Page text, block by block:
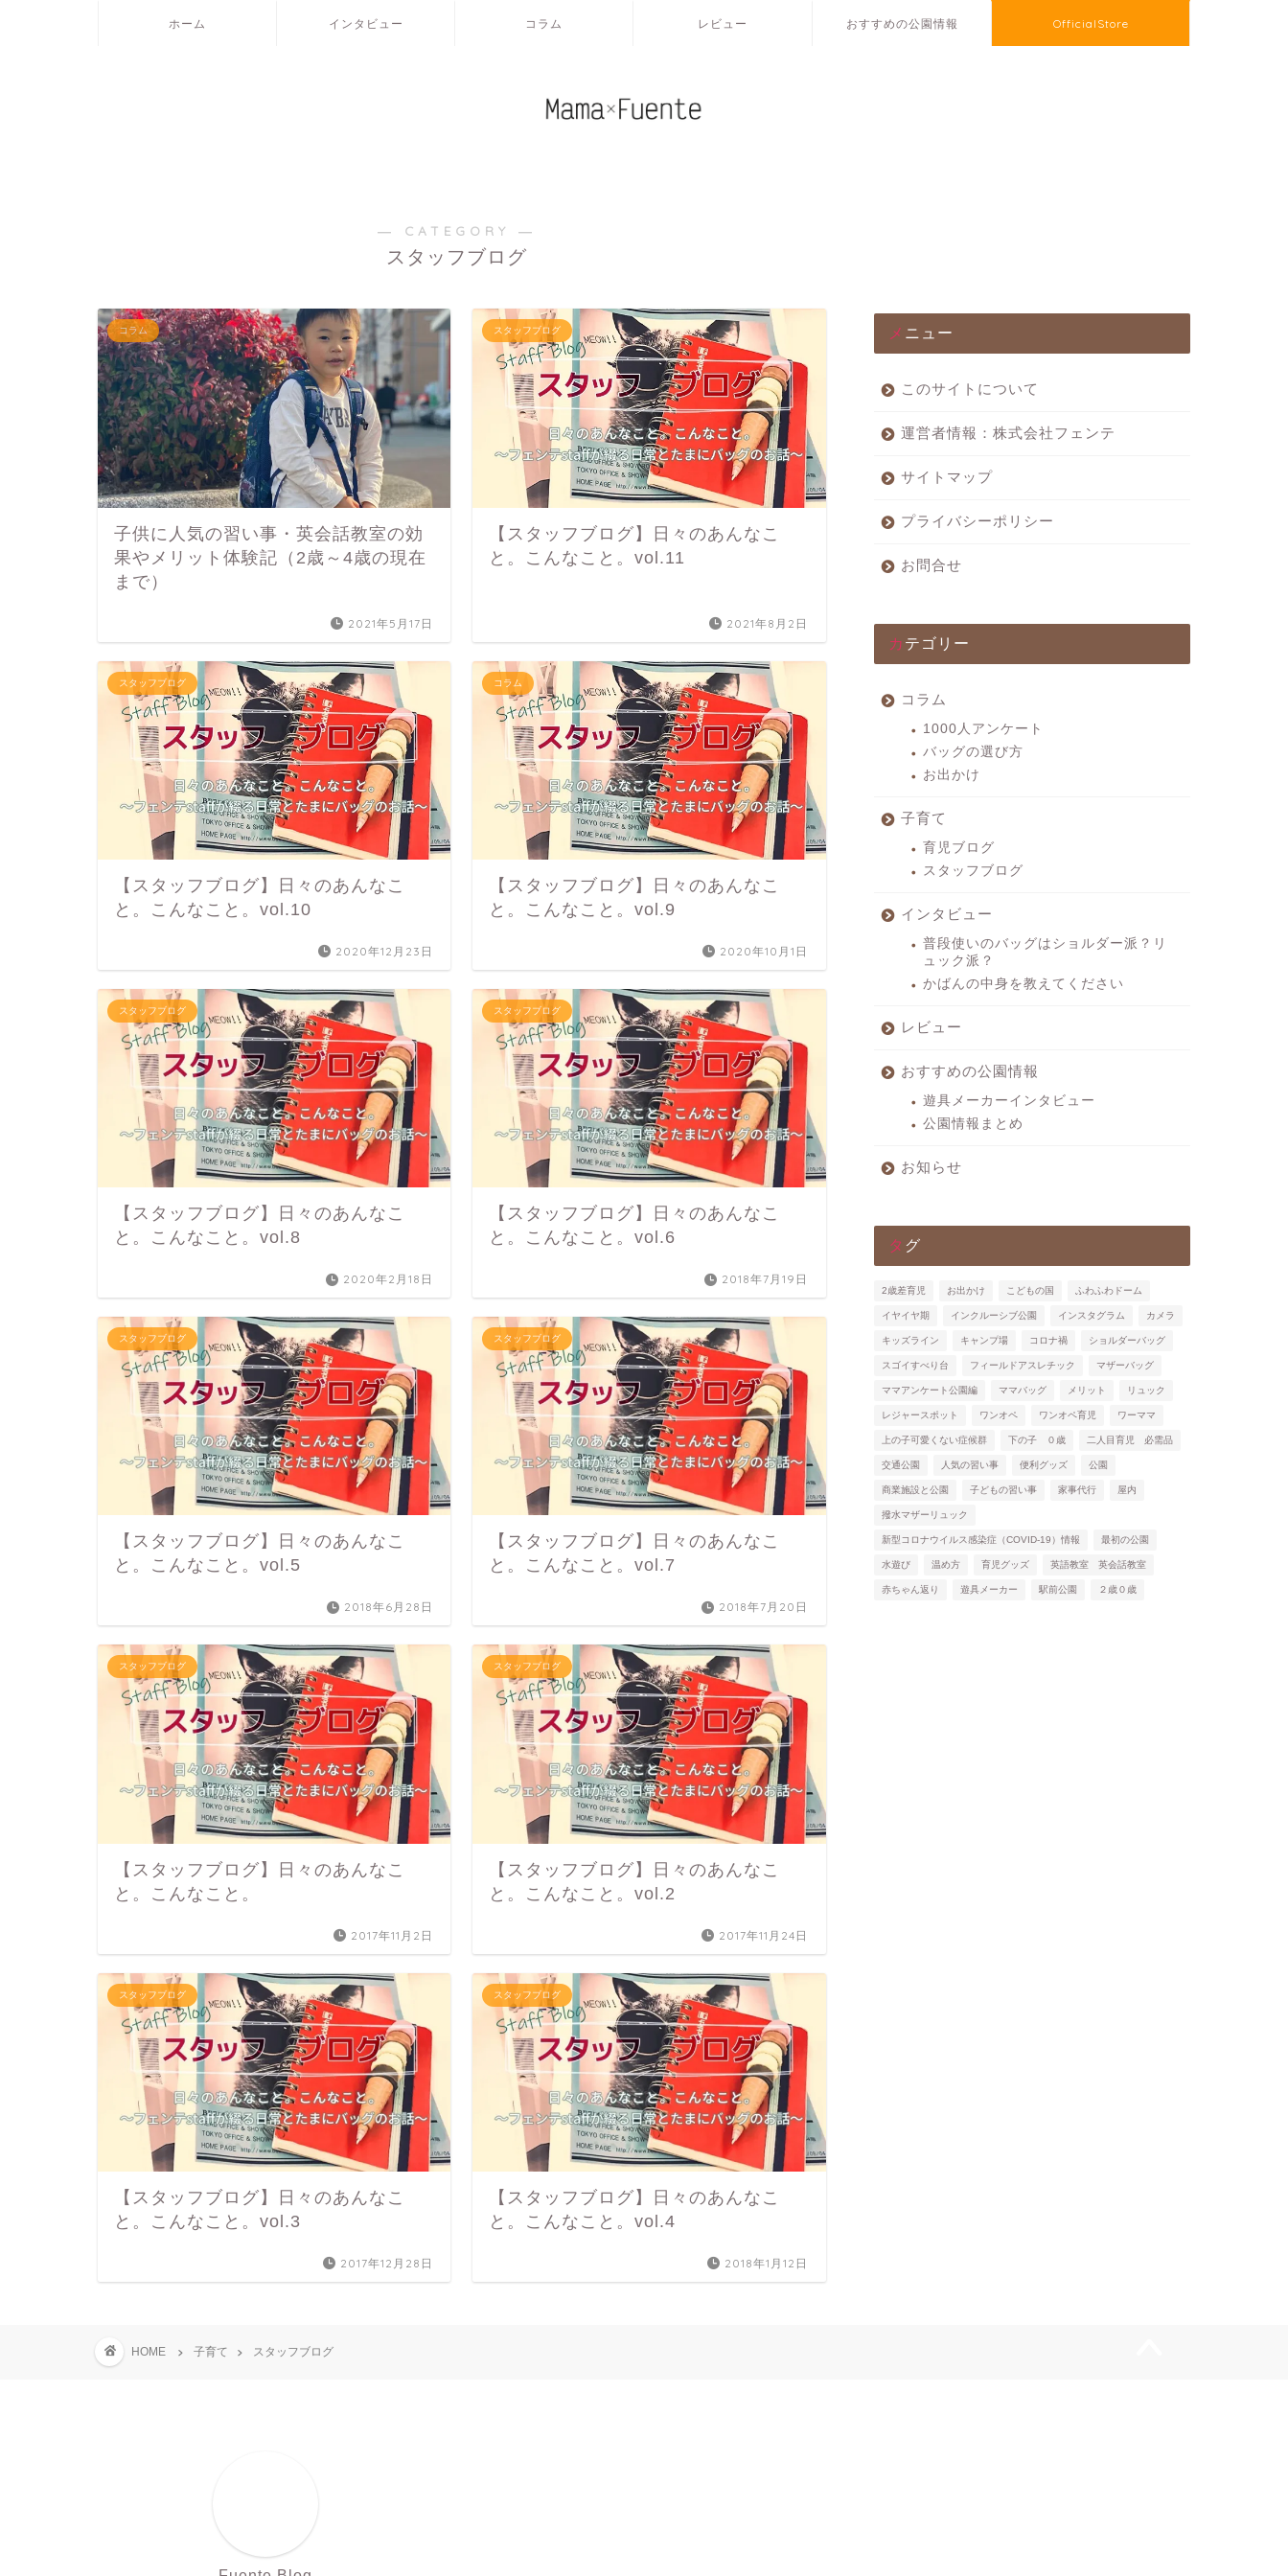
ホーム インタビュー コラム レビュー おすすめの公園情報 OfficialStore
― CATEGORY ―
スタッフブログ
コラム
子供に人気の習い事・英会話教室の効
果やメリット体験記（2歳～4歳の現在
まで）
2021年5月17日
スタッフブログ
【スタッフブログ】日々のあんなこ
と。こんなこと。vol.11
2021年8月2日
スタッフブログ
【スタッフブログ】日々のあんなこ
と。こんなこと。vol.10
2020年12月23日
コラム
【スタッフブログ】日々のあんなこ
と。こんなこと。vol.9
2020年10月1日
スタッフブログ
【スタッフブログ】日々のあんなこ
と。こんなこと。vol.8
2020年2月18日
スタッフブログ
【スタッフブログ】日々のあんなこ
と。こんなこと。vol.6
2018年7月19日
スタッフブログ
【スタッフブログ】日々のあんなこ
と。こんなこと。vol.5
2018年6月28日
スタッフブログ
【スタッフブログ】日々のあんなこ
と。こんなこと。vol.7
2018年7月20日
スタッフブログ
【スタッフブログ】日々のあんなこ
と。こんなこと。
2017年11月2日
スタッフブログ
【スタッフブログ】日々のあんなこ
と。こんなこと。vol.2
2017年11月24日
スタッフブログ
【スタッフブログ】日々のあんなこ
と。こんなこと。vol.3
2017年12月28日
スタッフブログ
【スタッフブログ】日々のあんなこ
と。こんなこと。vol.4
2018年1月12日
メニュー
このサイトについて
運営者情報：株式会社フェンテ
サイトマップ
プライバシーポリシー
お問合せ
カテゴリー
コラム
1000人アンケート
バッグの選び方
お出かけ
子育て
育児ブログ
スタッフブログ
インタビュー
普段使いのバッグはショルダー派？リ
ュック派？
かばんの中身を教えてください
レビュー
おすすめの公園情報
遊具メーカーインタビュー
公園情報まとめ
お知らせ
タグ
2歳差育児 お出かけ こどもの国 ふわふわドーム
イヤイヤ期 インクルーシブ公園 インスタグラム カメラ
キッズライン キャンプ場 コロナ禍 ショルダーバッグ
スゴイすべり台 フィールドアスレチック マザーバッグ
ママアンケート公園編 ママバッグ メリット リュック
レジャースポット ワンオペ ワンオペ育児 ワーママ
上の子可愛くない症候群 下の子 ０歳 二人目育児 必需品
交通公園 人気の習い事 便利グッズ 公園
商業施設と公園 子どもの習い事 家事代行 屋内
撥水マザーリュック
新型コロナウイルス感染症（COVID-19）情報 最初の公園
水遊び 温め方 育児グッズ 英語教室 英会話教室
赤ちゃん返り 遊具メーカー 駅前公園 ２歳０歳
HOME 子育て スタッフブログ